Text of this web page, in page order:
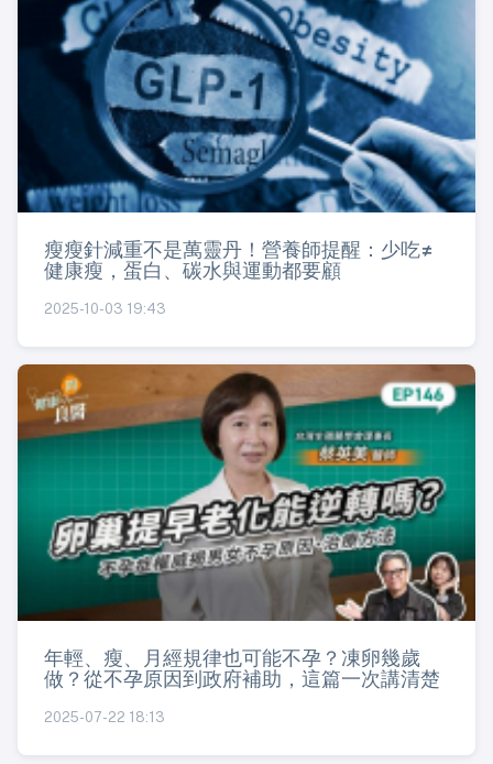
瘦瘦針減重不是萬靈丹！營養師提醒：少吃≠
健康瘦，蛋白、碳水與運動都要顧
2025-10-03 19:43
年輕、瘦、月經規律也可能不孕？凍卵幾歲
做？從不孕原因到政府補助，這篇一次講清楚
2025-07-22 18:13